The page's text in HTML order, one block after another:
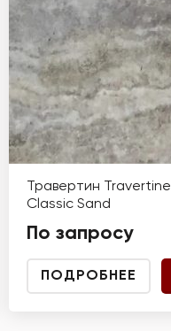
Травертин Travertine
Classic Sand
По запросу
ПОДРОБНЕЕ